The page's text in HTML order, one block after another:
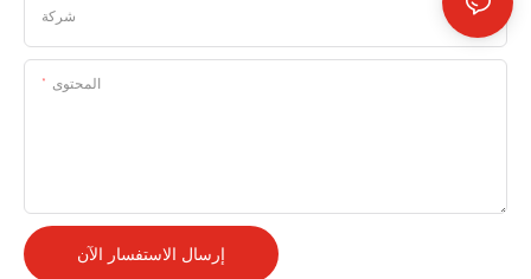
شركة
المحتوى
إرسال الاستفسار الآن